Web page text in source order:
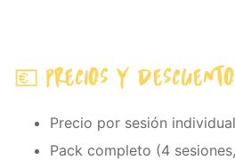
💶 PRECIOS Y
Precio por sesión
Pack completo (4